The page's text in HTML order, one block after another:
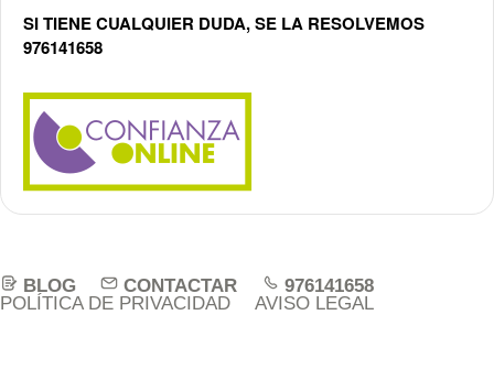
SI TIENE CUALQUIER DUDA, SE LA RESOLVEMOS
976141658
BLOG CONTACTAR
976141658
POLÍTICA DE PRIVACIDAD
AVISO LEGAL